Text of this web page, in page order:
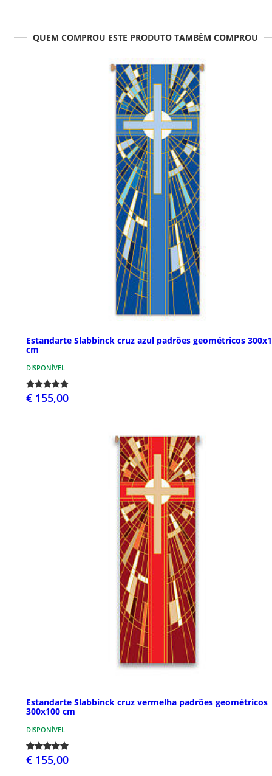
QUEM COMPROU ESTE PRODUTO TAMBÉM COMPROU
Estandarte Slabbinck cruz azul padrões geométricos
cm
DISPONÍVEL
€ 155,00
Estandarte Slabbinck cruz vermelha padrões geométricos
300x100 cm
DISPONÍVEL
€ 155,00